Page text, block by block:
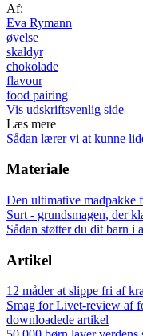
Af:
Eva Rymann
øvelse
skaldyr
chokolade
flavour
food pairing
Vis udskriftsvenlig side
Læs mere
Sådan lærer vi at kunne
Materiale
Den ultimative madpakke
Surt - grundsmagen, der
Sådan støtter du dit barn i
Artikel
12 måder at slippe fri af
Smag for Livet-review af
downloadede artikel